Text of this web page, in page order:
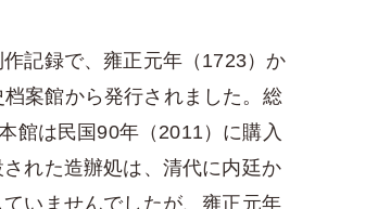
記録で、雍正元年（1723）か
案館から発行されました。総
館は民国90年（2011）に購入
れた造辦処は、清代に内廷か
いませんでしたが、雍正元年